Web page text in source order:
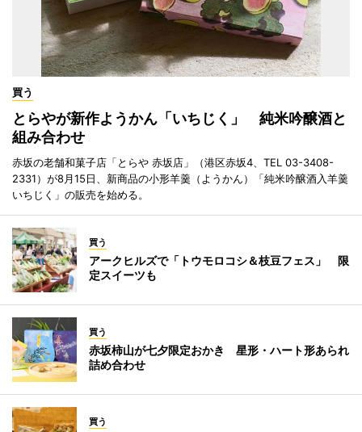
買う
とらやが新作ようかん「いちじく」 純米吟醸酒と
組み合わせ
赤坂の老舗和菓子店「とらや 赤坂店」（港区赤坂4、TEL 03-3408-
2331）が8月15日、新商品の小形羊羹（ようかん）「純米吟醸酒入羊羹
いちじく」の販売を始める。
買う
アークヒルズで「トウモロコシ＆枝豆フェス」 限
定スイーツも
買う
赤坂柿山が七夕限定おかき 星形・ハート形あられ
詰め合わせ
買う